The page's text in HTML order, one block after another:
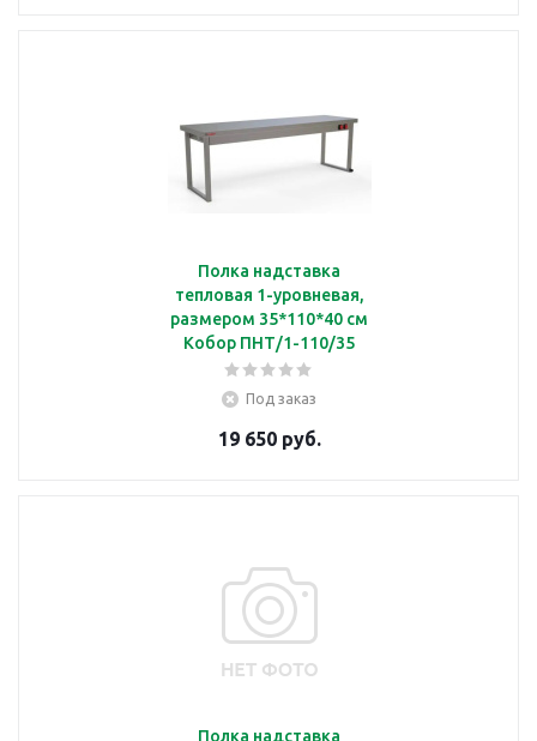
Полка надставка
тепловая 1-уровневая,
размером 35*110*40 см
Кобор ПНТ/1-110/35
Под заказ
19 650 руб.
Полка надставка